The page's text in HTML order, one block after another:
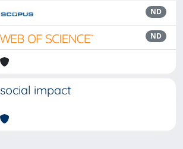
ND
ND
social impact